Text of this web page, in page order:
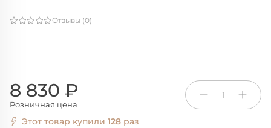
Отзывы (0)
8 830 ₽
Розничная цена
1
Этот товар купили 128 раз